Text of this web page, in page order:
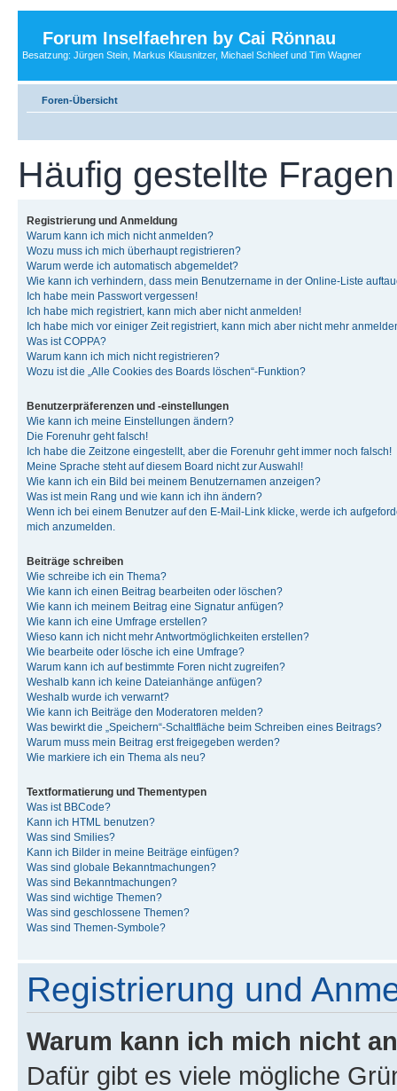
Forum Inselfaehren by Cai Rönnau
Besatzung: Jürgen Stein, Markus Klausnitzer, Michael Schleef und Tim Wagner
Foren-Übersicht
Häufig gestellte Fragen
Registrierung und Anmeldung
Warum kann ich mich nicht anmelden?
Wozu muss ich mich überhaupt registrieren?
Warum werde ich automatisch abgemeldet?
Wie kann ich verhindern, dass mein Benutzername in der Online-Liste
Ich habe mein Passwort vergessen!
Ich habe mich registriert, kann mich aber nicht anmelden!
Ich habe mich vor einiger Zeit registriert, kann mich aber nicht mehr
Was ist COPPA?
Warum kann ich mich nicht registrieren?
Wozu ist die „Alle Cookies des Boards löschen“-Funktion?
Benutzerpräferenzen und -einstellungen
Wie kann ich meine Einstellungen ändern?
Die Forenuhr geht falsch!
Ich habe die Zeitzone eingestellt, aber die Forenuhr geht immer noch falsch!
Meine Sprache steht auf diesem Board nicht zur Auswahl!
Wie kann ich ein Bild bei meinem Benutzernamen anzeigen?
Was ist mein Rang und wie kann ich ihn ändern?
Wenn ich bei einem Benutzer auf den E-Mail-Link klicke, werde ich
mich anzumelden.
Beiträge schreiben
Wie schreibe ich ein Thema?
Wie kann ich einen Beitrag bearbeiten oder löschen?
Wie kann ich meinem Beitrag eine Signatur anfügen?
Wie kann ich eine Umfrage erstellen?
Wieso kann ich nicht mehr Antwortmöglichkeiten erstellen?
Wie bearbeite oder lösche ich eine Umfrage?
Warum kann ich auf bestimmte Foren nicht zugreifen?
Weshalb kann ich keine Dateianhänge anfügen?
Weshalb wurde ich verwarnt?
Wie kann ich Beiträge den Moderatoren melden?
Was bewirkt die „Speichern“-Schaltfläche beim Schreiben eines Beitrags?
Warum muss mein Beitrag erst freigegeben werden?
Wie markiere ich ein Thema als neu?
Textformatierung und Thementypen
Was ist BBCode?
Kann ich HTML benutzen?
Was sind Smilies?
Kann ich Bilder in meine Beiträge einfügen?
Was sind globale Bekanntmachungen?
Was sind Bekanntmachungen?
Was sind wichtige Themen?
Was sind geschlossene Themen?
Was sind Themen-Symbole?
Registrierung und
Warum kann ich mich nicht
Dafür gibt es viele mögliche